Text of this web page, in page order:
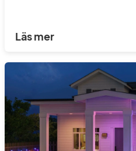
Läs mer